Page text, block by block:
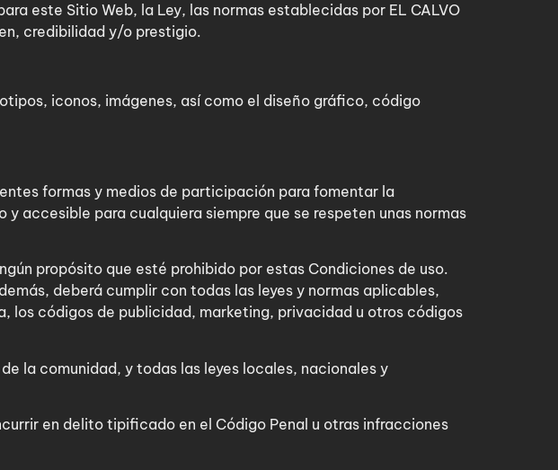
este Sitio Web, la Ley, las normas establecidas por EL CALVO
credibilidad y/o prestigio.
iconos, imágenes, así como el diseño gráfico, código
formas y medios de participación para fomentar la
accesible para cualquiera siempre que se respeten unas normas
propósito que esté prohibido por estas Condiciones de uso.
deberá cumplir con todas las leyes y normas aplicables,
los códigos de publicidad, marketing, privacidad u otros códigos
la comunidad, y todas las leyes locales, nacionales y
en delito tipificado en el Código Penal u otras infracciones